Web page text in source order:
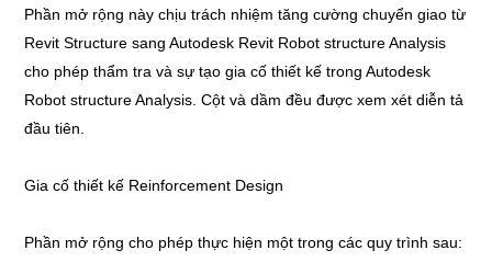
Phần mở rộng này chịu trách nhiệm tăng cường chuyển giao từ
Revit Structure sang Autodesk Revit Robot structure Analysis
cho phép thẩm tra và sự tạo gia cố thiết kế trong Autodesk
Robot structure Analysis. Cột và dầm đều được xem xét diễn tả
đầu tiên.
Gia cố thiết kế Reinforcement Design
Phần mở rộng cho phép thực hiện một trong các quy trình sau: